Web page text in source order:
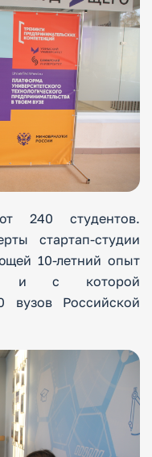
240 студентов.
стартап-студии
10-летний опыт
и с которой
вузов Российской